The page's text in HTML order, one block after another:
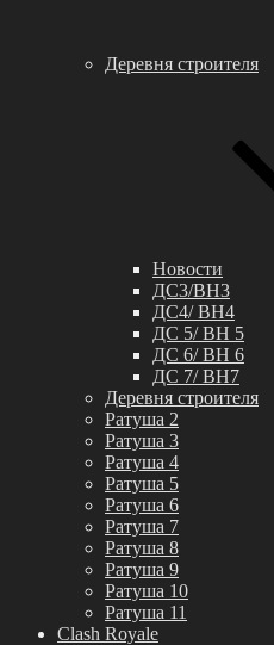
Деревня строителя
Новости
ДС3/BH3
ДС4/ BH4
ДС 5/ BH 5
ДС 6/ BH 6
ДС 7/ BH7
Деревня строителя
Ратуша 2
Ратуша 3
Ратуша 4
Ратуша 5
Ратуша 6
Ратуша 7
Ратуша 8
Ратуша 9
Ратуша 10
Ратуша 11
Clash Royale